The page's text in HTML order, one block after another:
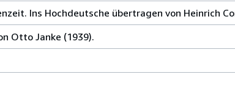
Ins Hochdeutsche übertragen von Heinrich
Otto Janke (1939).